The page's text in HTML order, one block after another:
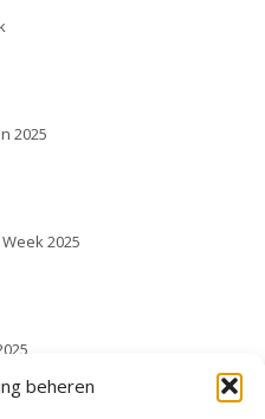
beheren
2025
2025